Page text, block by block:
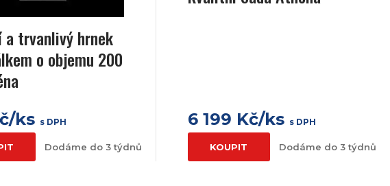
a trvanlivý hrnek
o objemu 200
ks s DPH
Dodáme do 3 týdnů
6 199 Kč/ks s DPH
KOUPIT Dodáme do 3 týdnů